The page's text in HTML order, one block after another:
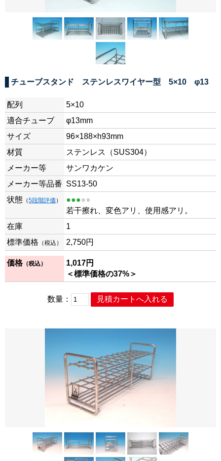
チューブスタンド ステンレスワイヤー型 5×10 φ13
配列
5×10
適合チューブ
φ13mm
サイズ
96×188×h93mm
材質
ステンレス（SUS304）
メーカー等
サンワカケン
メーカー等品番 SS13-50
状態 （5段階評価 ） ●●●●●
若干擦れ、変色アリ、使用感アリ。
在庫
1
標準価格 （税込） 2,750円
価格（税込） 1,017円
＜標準価格の37%＞
数量：